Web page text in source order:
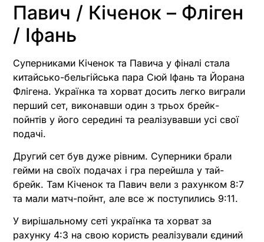
Павич / Кіченок – Фліген
/ Іфань
Суперниками Кіченок та Павича у фіналі стала
китайсько-бельгійська пара Сюй Іфань та Йорана
Флігена. Українка та хорват досить легко виграли
перший сет, виконавши один з трьох брейк-
пойнтів у його середині та реалізувавши усі свої
подачі.
Другий сет був дуже рівним. Суперники брали
гейми на своїх подачах і гра перейшла у тай-
брейк. Там Кіченок та Павич вели з рахунком 8:7
та мали матч-пойнт, але все ж поступились 9:11.
У вирішальному сеті українка та хорват за
рахунку 4:3 на свою користь реалізували єдиний